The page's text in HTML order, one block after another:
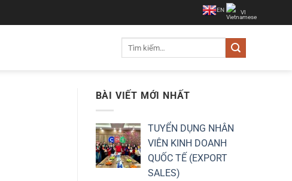
EN VI
BÀI VIẾT MỚI NHẤT
TUYỂN DỤNG NHÂN
VIÊN KINH DOANH
QUỐC TẾ (EXPORT
SALES)